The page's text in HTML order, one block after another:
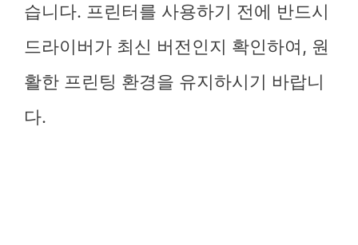
습니다. 프린터를 사용하기 전에 반드시
드라이버가 최신 버전인지 확인하여, 원
활한 프린팅 환경을 유지하시기 바랍니
다.